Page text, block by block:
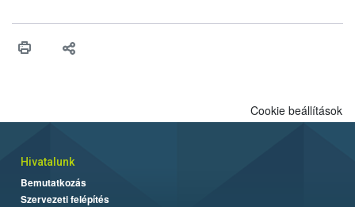
érésű szőlőkben is legyen lehetőség a károsító elleni további
felhasználók számára is elérhető és ökológiai termesztésben is
Cookie beállítások
Hivatalunk
Bemutatkozás
Szervezeti felépítés